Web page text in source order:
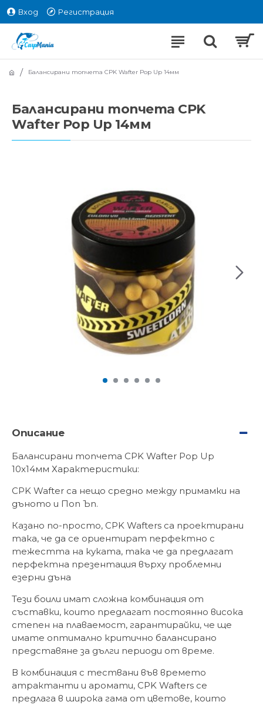
Вход Регистрация
Балансирани топчета CPK Wafter Pop Up 14мм
Балансирани топчета CPK
Wafter Pop Up 14мм
Описание
Балансирани топчета CPK Wafter Pop Up
10x14мм Характеристики:
CPK Wafter са нещо средно между примамки на
дъното и Поп Ъп.
Казано по-просто, CPK Wafters са проектирани
така, че да се ориентират перфектно с
тежестта на куката, така че да предлагат
перфектна презентация върху проблемни
езерни дъна
Тези боили имат сложна комбинация от
съставки, които предлагат постоянно висока
степен на плаваемост, гарантирайки, че ще
имате оптимално критично балансирано
представяне за дълги периоди от време.
В комбинация с тествани във времето
атрактанти и аромати, CPK Wafters се
предлага в широка гама от цветове, които